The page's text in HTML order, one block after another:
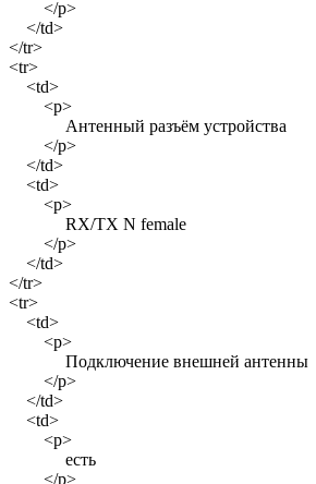
</p>
</td>
</tr>
<tr>
<td>
<p>
Антенный разъём устройства
</p>
</td>
<td>
<p>
RX/TX N female
</p>
</td>
</tr>
<tr>
<td>
<p>
Подключение внешней антенны
</p>
</td>
<td>
<p>
есть
</p>